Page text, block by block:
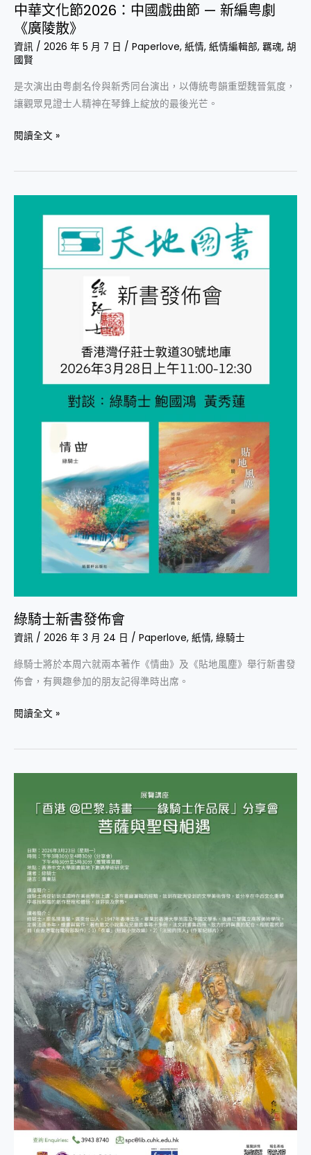
中華文化節2026：中國戲曲節 — 新編粤劇
《廣陵散》
資訊 / 2026 年 5 月 7 日 / Paperlove, 紙情, 紙情編輯部, 羈魂, 胡
國賢
是次演出由粤劇名伶與新秀同台演出，以傳統粤韻重塑魏晉氣度，
讓觀眾見證士人精神在琴鋒上綻放的最後光芒。
節
—
新
編
劇
《廣
陵
閱讀全文 »
綠騎士新書發佈會
資訊 / 2026 年 3 月 24 日 / Paperlove, 紙情, 綠騎士
綠騎士將於本周六就兩本著作《情曲》及《貼地風塵》舉行新書發
佈會，有興趣參加的朋友記得準時出席。
閱讀全文 »
士
作
品
展」
分